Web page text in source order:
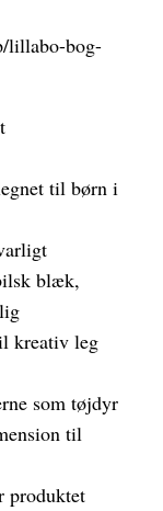
lillabo-bog-
til børn i
blæk,
kreativ leg
som tøjdyr
til
produktet